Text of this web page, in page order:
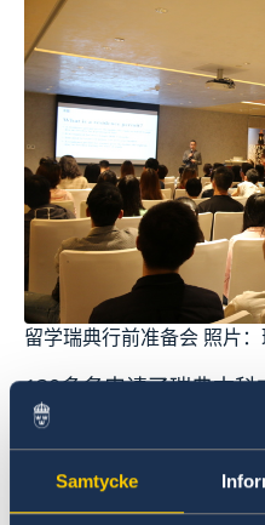
Samtycke
留学瑞典行前准备会 照片
130多名申请了瑞典本
加了行前准备会。活动
家介绍了瑞典的概况和
后，几位瑞典归国校友
历。除此之外， 来自隆